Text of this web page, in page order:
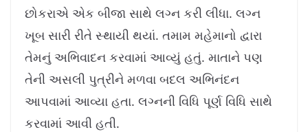
છોકરાએ એક બીજા સાથે લગ્ન કરી લીધા. લગ્ન
ખૂબ સારી રીતે સ્થાયી થયાં. તમામ મહેમાનો દ્વારા
તેમનું અભિવાદન કરવામાં આવ્યું હતું. માતાને પણ
તેની અસલી પુત્રીને મળવા બદલ અભિનંદન
આપવામાં આવ્યા હતા. લગ્નની વિધિ પૂર્ણ વિધિ સાથે
કરવામાં આવી હતી.